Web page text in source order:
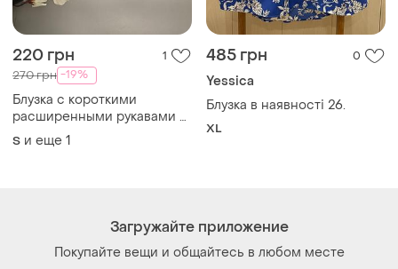
220 грн 1
270 грн -19%
Блузка с короткими
расширенными рукавами и
декоративными завязками
спереди
S и еще 1
485 грн 0
Yessica
Блузка в наявності 26.
XL
Загружайте приложение
Покупайте вещи и общайтесь в любом месте